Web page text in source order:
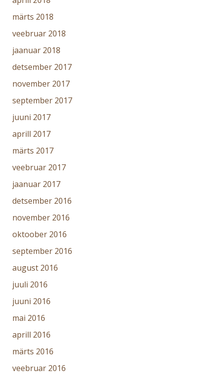
märts 2018
veebruar 2018
jaanuar 2018
detsember 2017
november 2017
september 2017
juuni 2017
aprill 2017
märts 2017
veebruar 2017
jaanuar 2017
detsember 2016
november 2016
oktoober 2016
september 2016
august 2016
juuli 2016
juuni 2016
mai 2016
aprill 2016
märts 2016
veebruar 2016